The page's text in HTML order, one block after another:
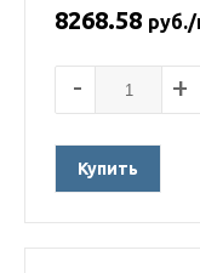
8268.58
- +
Купить